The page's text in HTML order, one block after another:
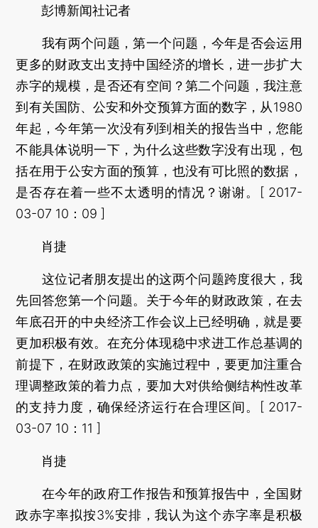
彭博新闻社记者
我有两个问题，第一个问题，今年是否会运用
更多的财政支出支持中国经济的增长，进一步扩大
赤字的规模，是否还有空间？第二个问题，我注意
到有关国防、公安和外交预算方面的数字，从1980
年起，今年第一次没有列到相关的报告当中，您能
不能具体说明一下，为什么这些数字没有出现，包
括在用于公安方面的预算，也没有可比照的数据，
是否存在着一些不太透明的情况？谢谢。[ 2017-
03-07 10：09 ]
肖捷
这位记者朋友提出的这两个问题跨度很大，我
先回答您第一个问题。关于今年的财政政策，在去
年底召开的中央经济工作会议上已经明确，就是要
更加积极有效。在充分体现稳中求进工作总基调的
前提下，在财政政策的实施过程中，要更加注重合
理调整政策的着力点，要加大对供给侧结构性改革
的支持力度，确保经济运行在合理区间。[ 2017-
03-07 10：11 ]
肖捷
在今年的政府工作报告和预算报告中，全国财
政赤字率拟按3%安排，我认为这个赤字率是积极